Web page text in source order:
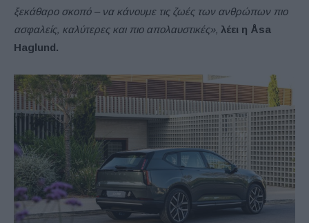
ξεκάθαρο σκοπό – να κάνουμε τις ζωές των ανθρώπων πιο
ασφαλείς, καλύτερες και πιο απολαυστικές», λέει η Åsa
Haglund.